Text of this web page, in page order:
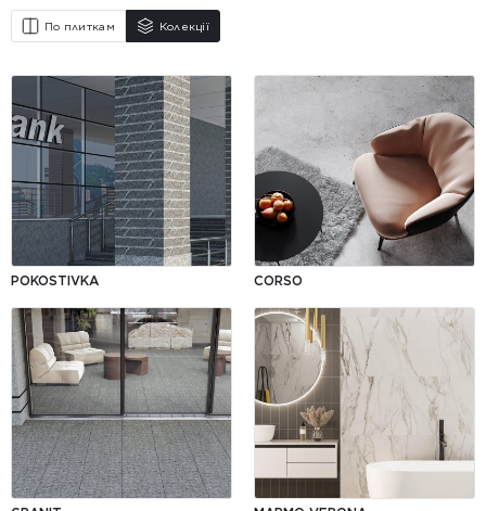
По плиткам Колекції
POKOSTІVKA CORSO